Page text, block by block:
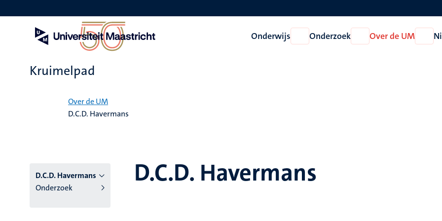
en
Onderwijs
Open
Onderwijs
Onderzoek
Open
Onderzoek
Over de UM
Open
Over
Kruimelpad
Over de UM
D.C.D. Havermans
D.C.D. Havermans
Onderzoek
D.C.D. Havermans